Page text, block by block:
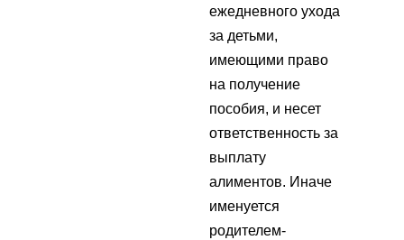
ежедневного ухода
за детьми,
имеющими право
на получение
пособия, и несет
ответственность за
выплату
алиментов. Иначе
именуется
родителем-